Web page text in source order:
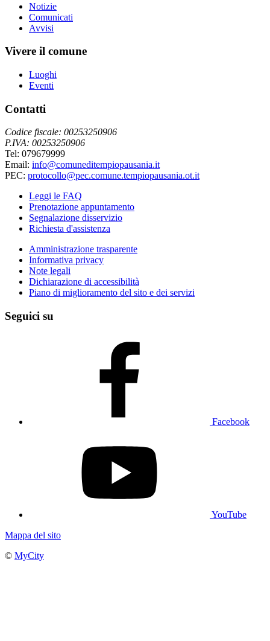
Notizie
Comunicati
Avvisi
Vivere il comune
Luoghi
Eventi
Contatti
Codice fiscale: 00253250906
P.IVA: 00253250906
Tel: 079679999
Email: info@comuneditempiopausania.it
PEC: protocollo@pec.comune.tempiopausania.ot.it
Leggi le FAQ
Prenotazione appuntamento
Segnalazione disservizio
Richiesta d'assistenza
Amministrazione trasparente
Informativa privacy
Note legali
Dichiarazione di accessibilità
Piano di miglioramento del sito e dei servizi
Seguici su
Facebook
YouTube
Mappa del sito
© MyCity